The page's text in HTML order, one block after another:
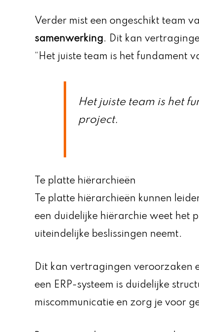
Verder mist een ongeschikt team
samenwerking. Dit kan
“Het juiste team is het fundament
Het juiste team is het
project.
Te platte hiërarchieën
Te platte hiërarchieën kunnen
een duidelijke hiërarchie weet het
uiteindelijke beslissingen neemt.
Dit kan vertragingen veroorzaken
een ERP-systeem is duidelijke
miscommunicatie en zorg je voor